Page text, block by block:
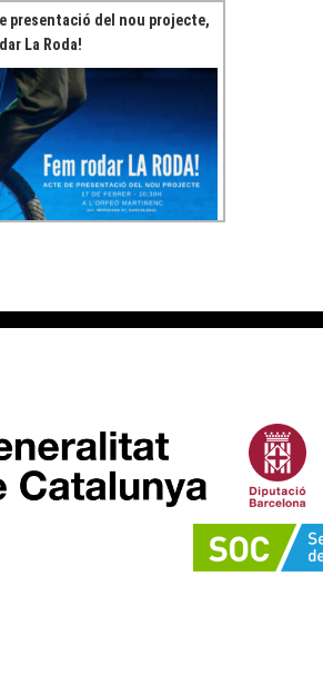
presentació del nou projecte,
La Roda!
dissabte,17 de febrer, tindrà lloc
presentació del
nou projecte
LA RODA
nova iniciativa, volem contribuir a
i diversificar l’impacte comunitari de